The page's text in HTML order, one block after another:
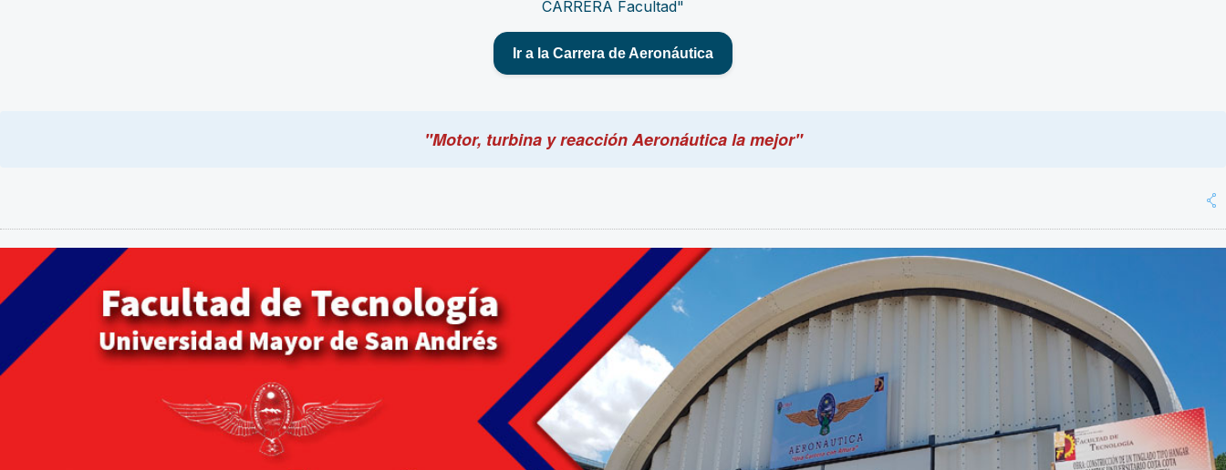
Ir a la Carrera de Aeronáutica
"Motor, turbina y reacción Aeronáutica la mejor"